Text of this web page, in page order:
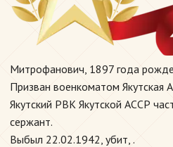
Митрофанович, 1897 года
Призван военкоматом Якутская
Якутский РВК Якутской АССР
сержант.
Выбыл 22.02.1942, убит, .